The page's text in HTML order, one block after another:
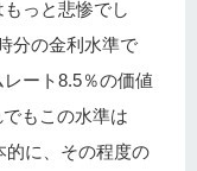
っと悲惨でし
分の金利水準で
ート8.5％の価値
もこの水準は
的に、その程度の